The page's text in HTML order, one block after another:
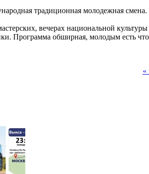
традиционная молодежная
вечерах национальной
Программа обширная, молодым есть
«